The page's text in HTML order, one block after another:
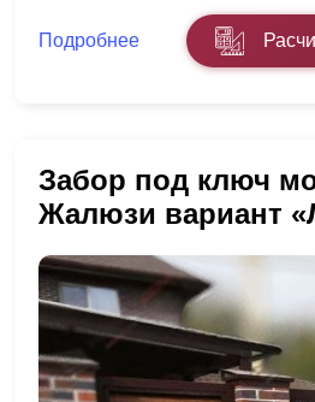
Подробнее
Забор под ключ
Жалюзи вариант